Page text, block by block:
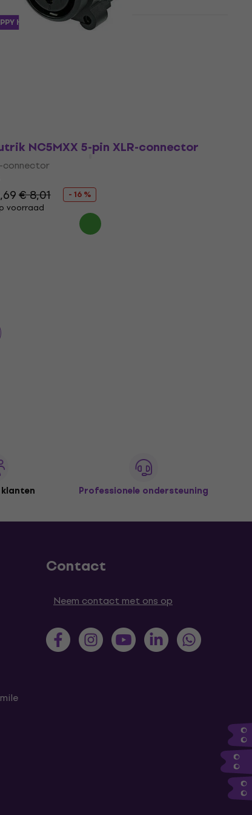
NCJ6FI-S XLR-connector
HOUR
NC5MXX 5-pin XLR-connector
connector
€ 8,01
- 16 %
voorraad
Professionele ondersteuning
Contact
Neem contact met ons op